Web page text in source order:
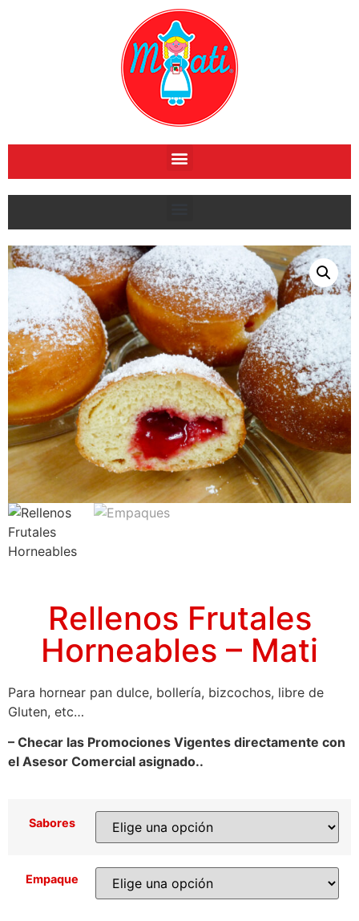
Rellenos Frutales
Horneables – Mati
Para hornear pan dulce, bollería, bizcochos, libre de
Gluten, etc…
– Checar las Promociones Vigentes directamente con
el Asesor Comercial asignado..
Sabores
Empaque